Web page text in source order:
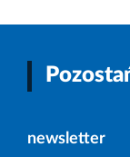
newsletter